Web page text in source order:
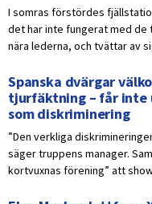
I somras förstördes
det har inte fungerat med de
nära lederna, och tvättar av
Spanska dvärgar
tjurfäktning – får inte
som diskriminering
”Den verkliga
säger truppens manager.
kortvuxnas förening” att